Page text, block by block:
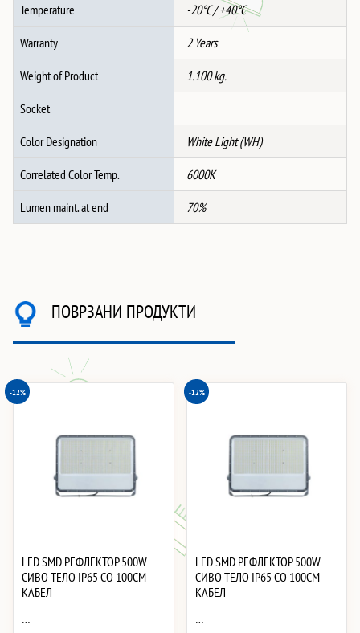
Temperature -20°C / +40°C
Warranty 2 Years
Weight of Product 1.100 kg.
Socket
Color Designation White Light (WH)
Correlated Color Temp. 6000K
Lumen maint. at end 70%
ПОВРЗАНИ ПРОДУКТИ
-12%
LED SMD РЕФЛЕКТОР 500W
СИВО ТЕЛО IP65 СО 100CM
КАБЕЛ
…
-12%
LED SMD РЕФЛЕКТОР 500W
СИВО ТЕЛО IP65 СО 100CM
КАБЕЛ
…